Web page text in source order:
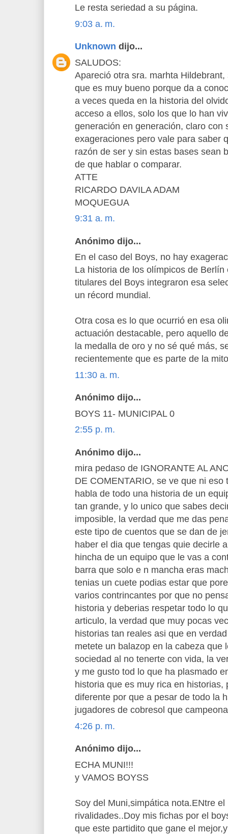
Le resta seriedad a su página.
9:03 a. m.
Unknown dijo...
SALUDOS:
Apareció otra sra. marhta
que es muy bueno porque da a
a veces queda en la historia del
acceso a ellos, solo los que lo han
generación en generación, claro con
exageraciones pero vale para saber
razón de ser y sin estas bases sean
de que hablar o comparar.
ATTE
RICARDO DAVILA ADAM
MOQUEGUA
9:31 a. m.
Anónimo dijo...
En el caso del Boys, no hay
La historia de los olímpicos de Berlín
titulares del Boys integraron esa
un récord mundial.
Otra cosa es lo que ocurrió en esa
actuación destacable, pero aquello
la medalla de oro y no sé qué más,
recientemente que es parte de la
11:30 a. m.
Anónimo dijo...
BOYS 11- MUNICIPAL 0
2:55 p. m.
Anónimo dijo...
mira pedaso de IGNORANTE AL
DE COMENTARIO, se ve que ni
habla de todo una historia de un
tan grande, y lo unico que sabes
imposible, la verdad que me das
este tipo de cuentos que se dan de
haber el dia que tengas quie decirle
hincha de un equipo que le vas a
barra que solo e n mancha eras
tenias un cuete podias estar que
varios contrincantes por que no
historia y deberias respetar todo lo
articulo, la verdad que muy pocas
historias tan reales asi que en
metete un balazop en la cabeza que
sociedad al no tenerte con vida, la
y me gusto tod lo que ha plasmado
historia que es muy rica en historias,
diferente por que a pesar de todo la
jugadores de cobresol que
4:26 p. m.
Anónimo dijo...
ECHA MUNI!!!
y VAMOS BOYSS
Soy del Muni,simpática nota.ENtre
rivalidades..Doy mis fichas por el
que este partidito que gane el